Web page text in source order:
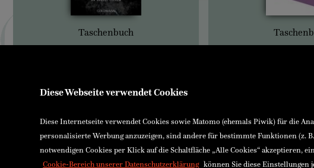
Taschenbuch
Diese Webseite verwendet Cookies
Diese Internetseite verwendet Cookies sowie Matomo (ehemals Piwik) für die
personalisierte Werbung anzuzeigen, sind andere für bestimmte Funktionen (z.
notwendigen Cookies per Klick auf die Schaltfläche „Alle Cookies“ akzeptieren,
Cookie-Bereich unserer Datenschutzerklärung können Sie diese Einstellungen